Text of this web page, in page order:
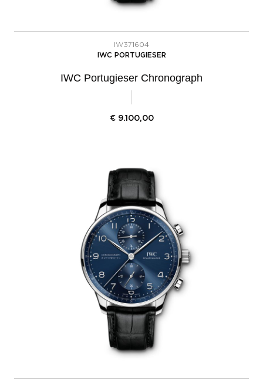
IW371604
IWC PORTUGIESER
IWC Portugieser Chronograph
€ 9.100,00